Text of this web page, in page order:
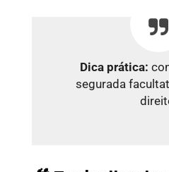
Dica prática:
segurada